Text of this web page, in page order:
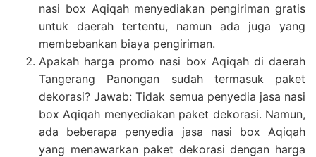
nasi box Aqiqah menyediakan pengiriman gratis
untuk daerah tertentu, namun ada juga yang
membebankan biaya pengiriman.
Apakah harga promo nasi box Aqiqah di daerah
Tangerang Panongan sudah termasuk paket
dekorasi? Jawab: Tidak semua penyedia jasa nasi
box Aqiqah menyediakan paket dekorasi. Namun,
ada beberapa penyedia jasa nasi box Aqiqah
yang menawarkan paket dekorasi dengan harga